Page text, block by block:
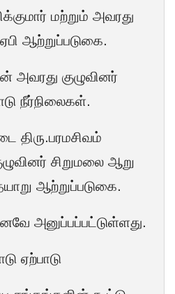
மற்றும் அவரது
ஆற்றுப்படுகை.
அவரது குழுவினர்
நீர்நிலைகள்.
திரு.பரமசிவம்
சிறுமலை ஆறு
ஆற்றுப்படுகை.
அனுப்பப்பட்டுள்ளது.
ஏற்பாடு